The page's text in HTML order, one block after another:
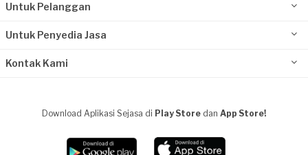
Untuk Pelanggan
Untuk Penyedia Jasa
Kontak Kami
Download Aplikasi Sejasa di Play Store dan App Store!